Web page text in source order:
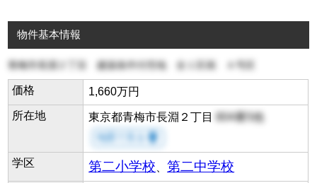
物件基本情報
青梅市長淵２丁目 建築条件付売地 全１区画 Ａ号区
価格
1,660万円
所在地
東京都青梅市長淵２丁目 804番5他
room
学区 第二小学校 、第二中学校